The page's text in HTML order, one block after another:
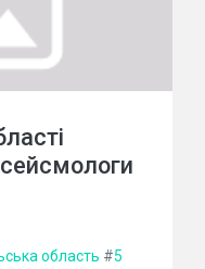
область #5